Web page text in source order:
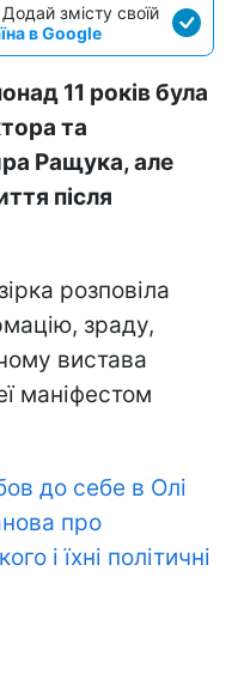
змісту своїй
в Google
11 років була
та
Ращука, але
після
зірка розповіла
зраду,
вистава
маніфестом
до себе в Олі
про
і їхні політичні